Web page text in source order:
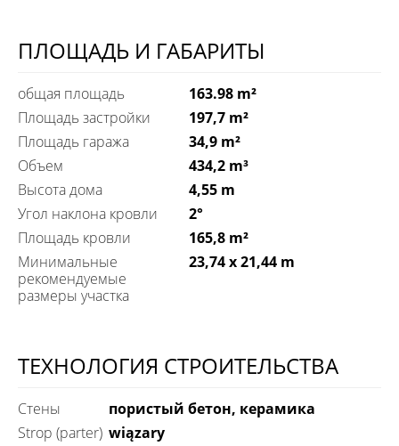
ПЛОЩАДЬ И ГАБАРИТЫ
общая площадь
163.98 m²
Площадь застройки
197,7 m²
Площадь гаража
34,9 m²
Объем
434,2 m³
Высота дома
4,55 m
Угол наклона кровли
2°
Площадь кровли
165,8 m²
Минимальные
рекомендуемые
размеры участка
23,74 x 21,44 m
ТЕХНОЛОГИЯ СТРОИТЕЛЬСТВА
Стены
пористый бетон, керамика
Strop (parter) wiązary